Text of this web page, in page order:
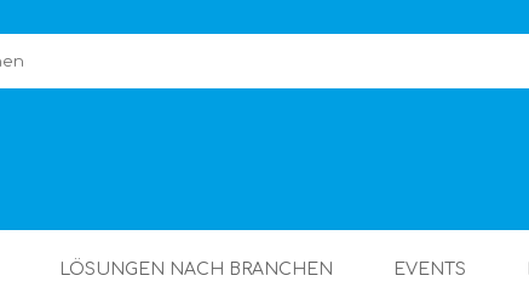
LÖSUNGEN NACH BRANCHEN EVENTS